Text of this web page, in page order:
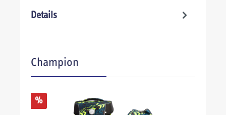
Details
Produktgalerie überspringen
Champion
%